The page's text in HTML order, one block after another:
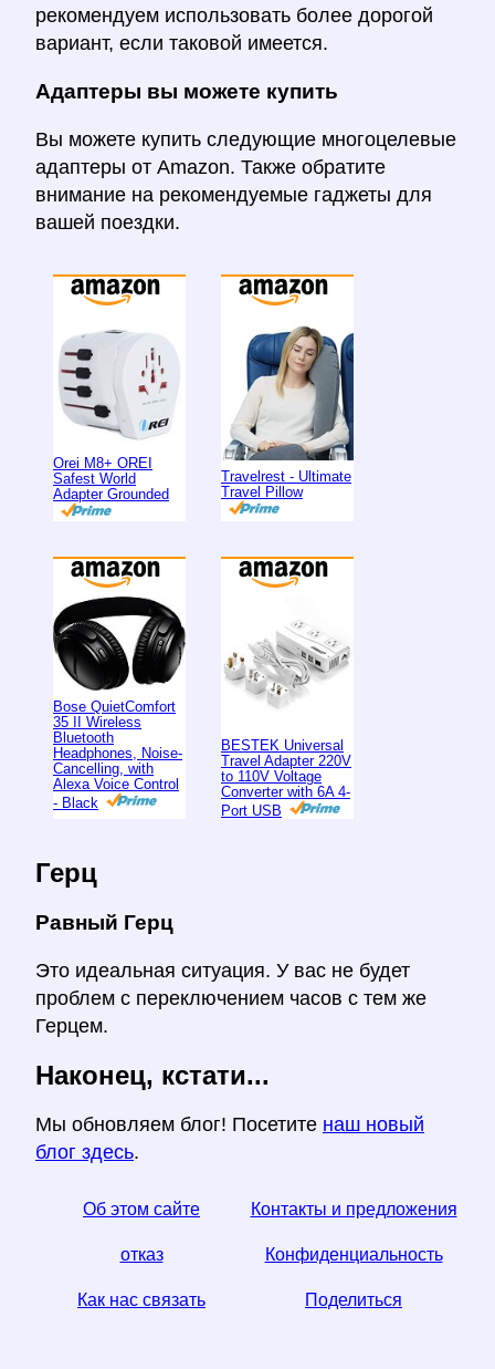
рекомендуем использовать более дорогой
вариант, если таковой имеется.
Адаптеры вы можете купить
Вы можете купить следующие многоцелевые
адаптеры от Amazon. Также обратите
внимание на рекомендуемые гаджеты для
вашей поездки.
Orei M8+ OREI
Safest World
Adapter Grounded
Travelrest - Ultimate
Travel Pillow
Bose QuietComfort
35 II Wireless
Bluetooth
Headphones, Noise-
Cancelling, with
Alexa Voice Control
- Black
BESTEK Universal
Travel Adapter 220V
to 110V Voltage
Converter with 6A 4-
Port USB
Герц
Равный Герц
Это идеальная ситуация. У вас не будет
проблем с переключением часов с тем же
Герцем.
Наконец, кстати...
Мы обновляем блог! Посетите наш новый
блог здесь.
Об этом сайте Контакты и предложения
отказ Конфиденциальность
Как нас связать Поделиться